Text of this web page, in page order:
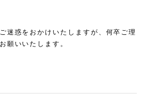
迷惑をおかけいたしますが、何卒ご理
願いいたします。